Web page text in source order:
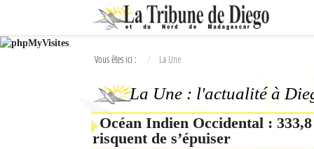
Ok
L'actualité à Diego Suarez
Vous êtes ici : La Une
La Une : l'actualité à
Océan Indien Occidental :
risquent de s’épuiser